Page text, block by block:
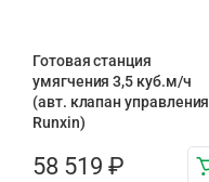
Готовая станция
умягчения 3,5 куб.м/ч
(авт. клапан управления
Runxin)
58 519 ₽